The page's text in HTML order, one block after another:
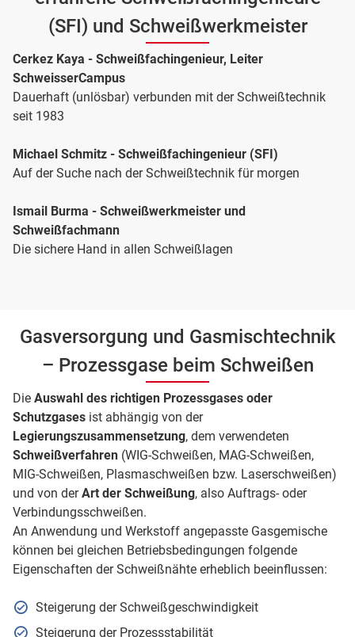
(SFI) und Schweißwerkmeister
Cerkez Kaya - Schweißfachingenieur, Leiter
SchweisserCampus
Dauerhaft (unlösbar) verbunden mit der Schweißtechnik
seit 1983
Michael Schmitz - Schweißfachingenieur (SFI)
Auf der Suche nach der Schweißtechnik für morgen
Ismail Burma - Schweißwerkmeister und
Schweißfachmann
Die sichere Hand in allen Schweißlagen
Gasversorgung und Gasmischtechnik
– Prozessgase beim Schweißen
Die Auswahl des richtigen Prozessgases oder
Schutzgases ist abhängig von der
Legierungszusammensetzung, dem verwendeten
Schweißverfahren (WIG-Schweißen, MAG-Schweißen,
MIG-Schweißen, Plasmaschweißen bzw. Laserschweißen)
und von derArt der Schweißung, also Auftrags- oder
Verbindungsschweißen.
An Anwendung und Werkstoff angepasste Gasgemische
können bei gleichen Betriebsbedingungen folgende
Eigenschaften der Schweißnähte erheblich beeinflussen:
Steigerung der Schweißgeschwindigkeit
Steigerung der Prozessstabilität